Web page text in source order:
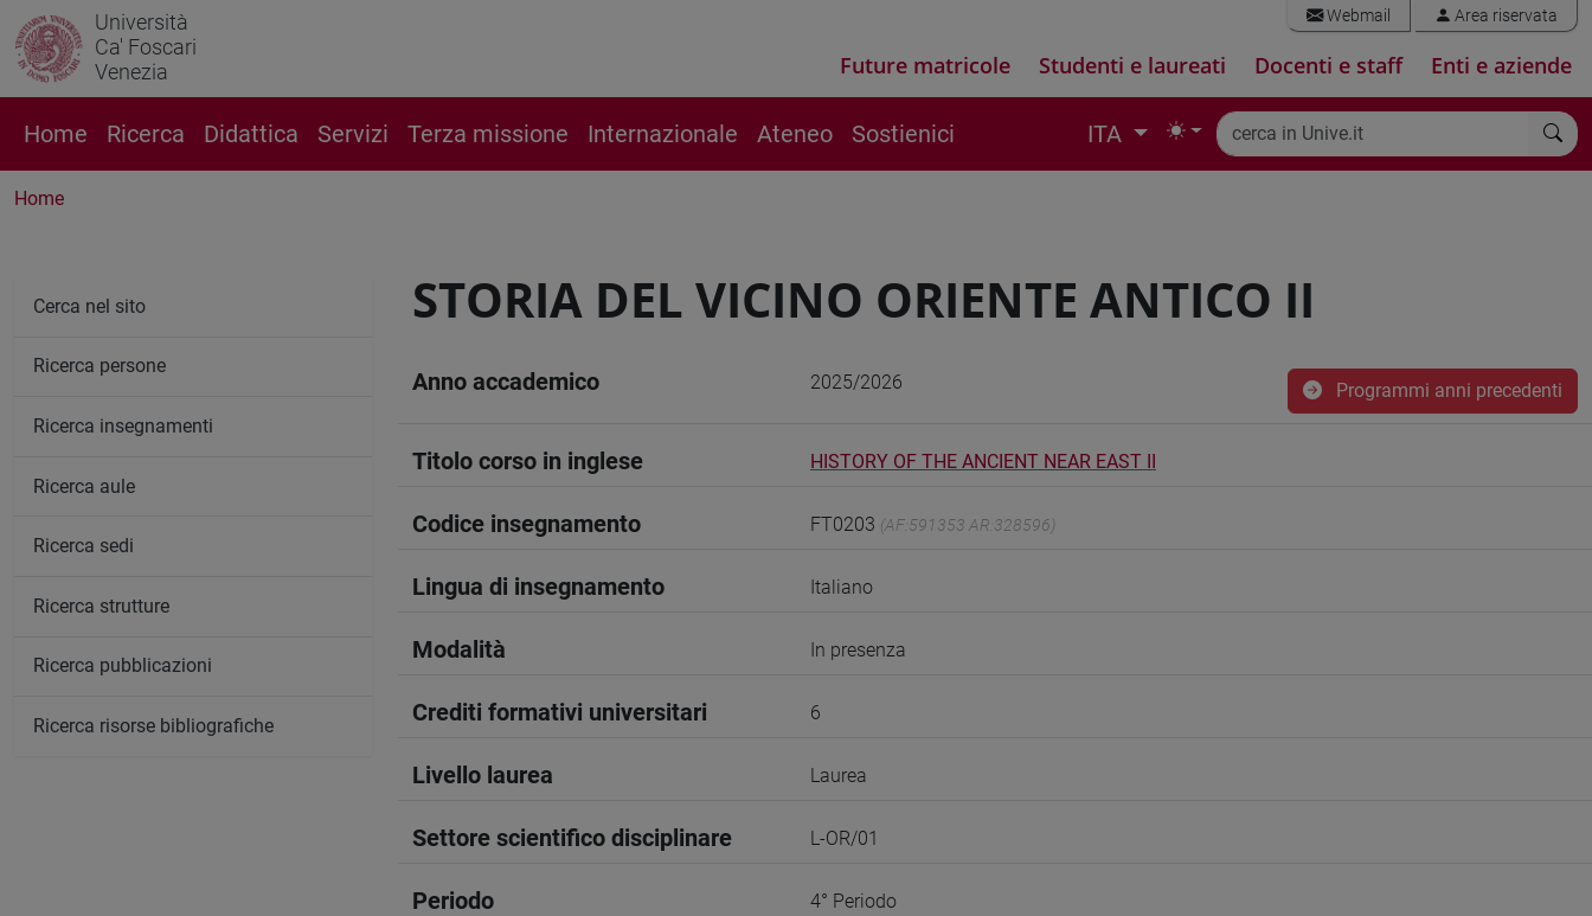
Università
Ca' Foscari
Venezia
Webmail Area riservata
Future matricole Studenti e laureati Docenti e staff Enti e aziende
Home Ricerca Didattica Servizi Terza missione Internazionale Ateneo Sostienici ITA
Home
STORIA DEL VICINO ORIENTE ANTICO II
Anno accademico 2025/2026 Programmi anni precedenti
Titolo corso in inglese HISTORY OF THE ANCIENT NEAR EAST II
Codice insegnamento FT0203 (AF:591353 AR:328596)
Lingua di insegnamento Italiano
Modalità In presenza
Crediti formativi universitari 6
Livello laurea Laurea
Settore scientifico disciplinare L-OR/01
Periodo 4° Periodo
Cerca nel sito
Ricerca persone
Ricerca insegnamenti
Ricerca aule
Ricerca sedi
Ricerca strutture
Ricerca pubblicazioni
Ricerca risorse bibliografiche